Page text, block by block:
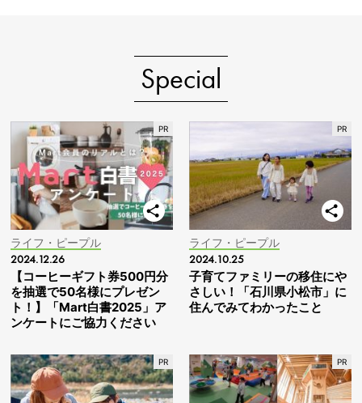
Special
ライフ・ピープル
2024.12.26
【コーヒーギフト券500円分
を抽選で50名様にプレゼン
ト！】「Mart白書2025」ア
ンケートにご協力ください
ライフ・ピープル
2024.10.25
子育てファミリーの移住にや
さしい！「石川県小松市」に
住んでみてわかったこと